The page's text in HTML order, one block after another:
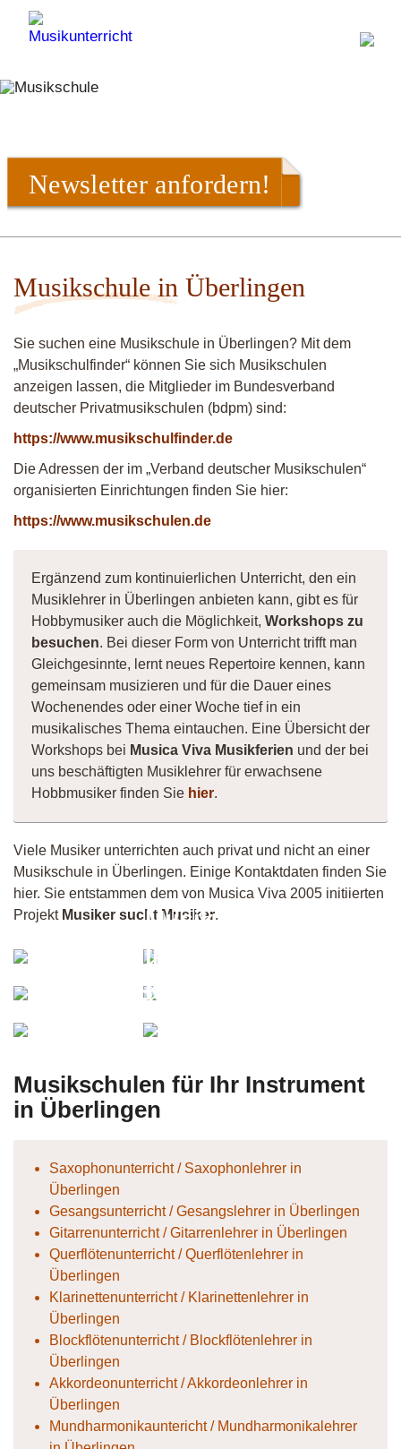
Newsletter anfordern!
Musikschule in Überlingen
Sie suchen eine Musikschule in Überlingen? Mit dem
„Musikschulfinder“ können Sie sich Musikschulen
anzeigen lassen, die Mitglieder im Bundesverband
deutscher Privatmusikschulen (bdpm) sind:
https://www.musikschulfinder.de
Die Adressen der im „Verband deutscher Musikschulen“
organisierten Einrichtungen finden Sie hier:
https://www.musikschulen.de
Ergänzend zum kontinuierlichen Unterricht, den ein
Musiklehrer in Überlingen anbieten kann, gibt es für
Hobbymusiker auch die Möglichkeit, Workshops zu
besuchen. Bei dieser Form von Unterricht trifft man
Gleichgesinnte, lernt neues Repertoire kennen, kann
gemeinsam musizieren und für die Dauer eines
Wochenendes oder einer Woche tief in ein
musikalisches Thema eintauchen. Eine Übersicht der
Workshops bei Musica Viva Musikferien und der bei
uns beschäftigten Musiklehrer für erwachsene
Hobbmusiker finden Sie hier.
Viele Musiker unterrichten auch privat und nicht an einer
Musikschule in Überlingen. Einige Kontaktdaten finden Sie
hier. Sie entstammen dem von Musica Viva 2005 initiierten
Projekt Musiker sucht Musiker.
Musik-
Insel
Konstanz
Starypiano
Musikschulen für Ihr Instrument
in Überlingen
Saxophonunterricht / Saxophonlehrer in
Überlingen
Gesangsunterricht / Gesangslehrer in Überlingen
Gitarrenunterricht / Gitarrenlehrer in Überlingen
Querflötenunterricht / Querflötenlehrer in
Überlingen
Klarinettenunterricht / Klarinettenlehrer in
Überlingen
Blockflötenunterricht / Blockflötenlehrer in
Überlingen
Akkordeonunterricht / Akkordeonlehrer in
Überlingen
Mundharmonikauntericht / Mundharmonikalehrer